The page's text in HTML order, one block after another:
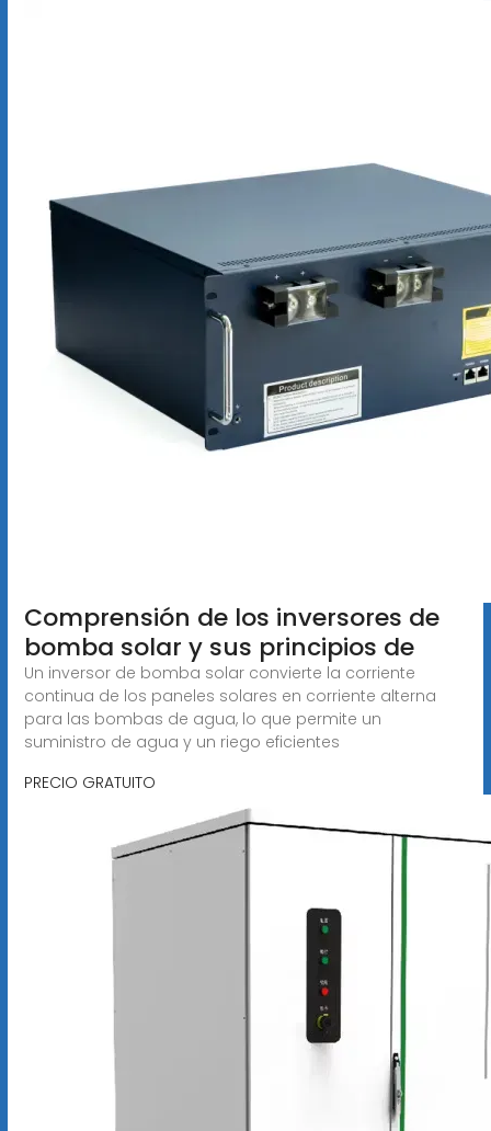
Comprensión de los inversores de
bomba solar y sus principios de
Un inversor de bomba solar convierte la corriente
continua de los paneles solares en corriente alterna
para las bombas de agua, lo que permite un
suministro de agua y un riego eficientes
PRECIO GRATUITO